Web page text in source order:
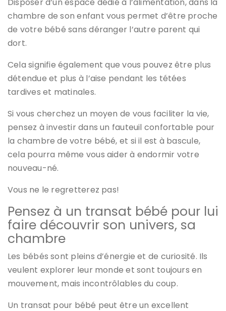
Disposer d’un espace dédié à l’alimentation, dans la
chambre de son enfant vous permet d’être proche
de votre bébé sans déranger l’autre parent qui
dort.
Cela signifie également que vous pouvez être plus
détendue et plus à l’aise pendant les tétées
tardives et matinales.
Si vous cherchez un moyen de vous faciliter la vie,
pensez à investir dans un fauteuil confortable pour
la chambre de votre bébé, et si il est à bascule,
cela pourra même vous aider à endormir votre
nouveau-né.
Vous ne le regretterez pas!
Pensez à un transat bébé pour lui
faire découvrir son univers, sa
chambre
Les bébés sont pleins d’énergie et de curiosité. Ils
veulent explorer leur monde et sont toujours en
mouvement, mais incontrôlables du coup.
Un transat pour bébé peut être un excellent